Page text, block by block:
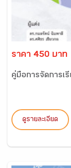
ราคา 450 บาท
คู่มือการจัดการเ
ดูรายละเอียด